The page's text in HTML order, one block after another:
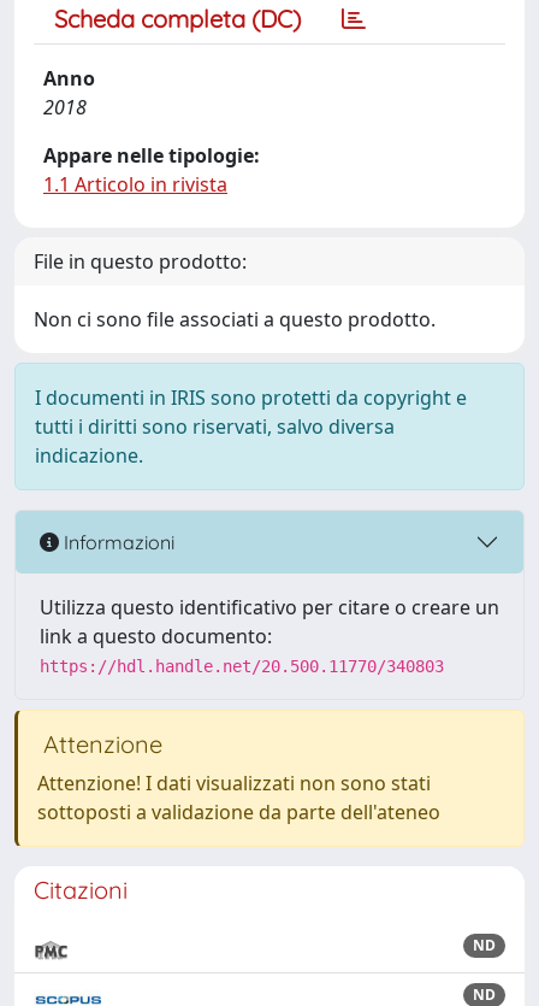
Scheda completa (DC)
Anno
2018
Appare nelle tipologie:
1.1 Articolo in rivista
File in questo prodotto:
Non ci sono file associati a questo prodotto.
I documenti in IRIS sono protetti da copyright e
tutti i diritti sono riservati, salvo diversa
indicazione.
Informazioni
Utilizza questo identificativo per citare o creare un
link a questo documento:
https://hdl.handle.net/20.500.11770/340803
Attenzione
Attenzione! I dati visualizzati non sono stati
sottoposti a validazione da parte dell'ateneo
Citazioni
ND
ND